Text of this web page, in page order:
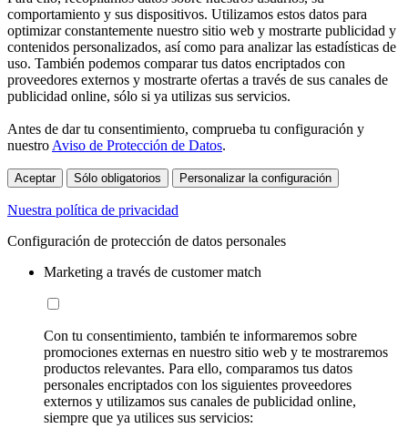
comportamiento y sus dispositivos. Utilizamos estos datos para
optimizar constantemente nuestro sitio web y mostrarte publicidad y
contenidos personalizados, así como para analizar las estadísticas de
uso. También podemos comparar tus datos encriptados con
proveedores externos y mostrarte ofertas a través de sus canales de
publicidad online, sólo si ya utilizas sus servicios.
Antes de dar tu consentimiento, comprueba tu configuración y
nuestro Aviso de Protección de Datos.
Aceptar Sólo obligatorios Personalizar la configuración
Nuestra política de privacidad
Configuración de protección de datos personales
Marketing a través de customer match
Con tu consentimiento, también te informaremos sobre
promociones externas en nuestro sitio web y te mostraremos
productos relevantes. Para ello, comparamos tus datos
personales encriptados con los siguientes proveedores
externos y utilizamos sus canales de publicidad online,
siempre que ya utilices sus servicios: